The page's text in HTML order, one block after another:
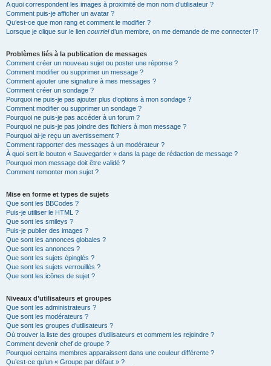
A quoi correspondent les images à proximité de mon nom d’utilisateur ?
Comment puis-je afficher un avatar ?
Qu’est-ce que mon rang et comment le modifier ?
Lorsque je clique sur le lien courrield’un membre, on me demande de me connecter !?
Problèmes liés à la publication de messages
Comment créer un nouveau sujet ou poster une réponse ?
Comment modifier ou supprimer un message ?
Comment ajouter une signature à mes messages ?
Comment créer un sondage ?
Pourquoi ne puis-je pas ajouter plus d’options à mon sondage ?
Comment modifier ou supprimer un sondage ?
Pourquoi ne puis-je pas accéder à un forum ?
Pourquoi ne puis-je pas joindre des fichiers à mon message ?
Pourquoi ai-je reçu un avertissement ?
Comment rapporter des messages à un modérateur ?
À quoi sert le bouton « Sauvegarder » dans la page de rédaction de message ?
Pourquoi mon message doit être validé ?
Comment remonter mon sujet ?
Mise en forme et types de sujets
Que sont les BBCodes ?
Puis-je utiliser le HTML ?
Que sont les smileys ?
Puis-je publier des images ?
Que sont les annonces globales ?
Que sont les annonces ?
Que sont les sujets épinglés ?
Que sont les sujets verrouillés ?
Que sont les icônes de sujet ?
Niveaux d’utilisateurs et groupes
Que sont les administrateurs ?
Que sont les modérateurs ?
Que sont les groupes d’utilisateurs ?
Où trouver la liste des groupes d’utilisateurs et comment les rejoindre ?
Comment devenir chef de groupe ?
Pourquoi certains membres apparaissent dans une couleur différente ?
Qu’est-ce qu’un « Groupe par défaut » ?